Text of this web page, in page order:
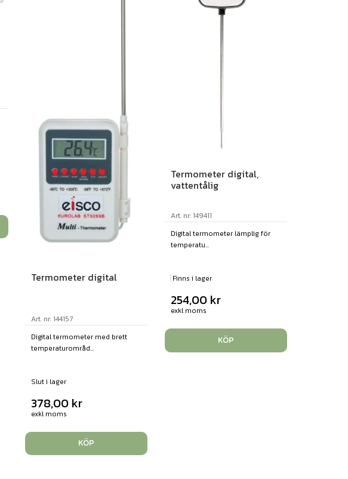
Termometer digital
Art. nr: 144157
Digital termometer med brett
temperaturområd...
Slut i lager
378,00 kr
exkl moms
KÖP
Termometer digital,
vattentålig
Art. nr: 149411
Digital termometer lämplig för
temperatu...
Finns i lager
254,00 kr
exkl moms
KÖP